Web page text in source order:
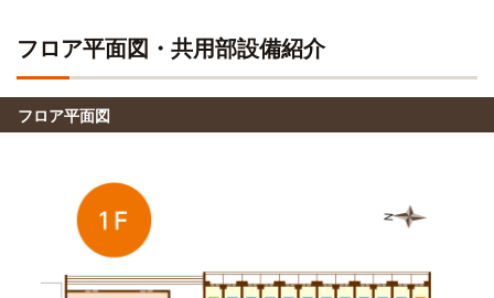
フロア平面図・共用部設備紹介
フロア平面図